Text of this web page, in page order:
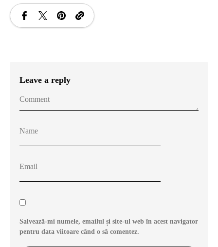
Leave a reply
Salvează-mi numele, emailul și site-ul web în acest navigator
pentru data viitoare când o să comentez.